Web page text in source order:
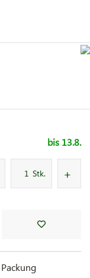
bis 13.8.
Stk.
Packung